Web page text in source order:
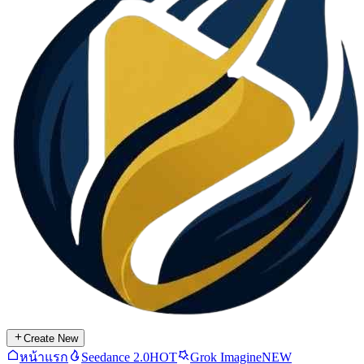
Create New
หน้าแรก Seedance 2.0HOT Grok ImagineNEW